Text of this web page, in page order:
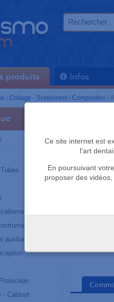
produits Infos
Ce site internet est
l'art
En poursuivant
proposer des
\ Collage - Scellement \ Composites \
auxiliaires
- Cabinet